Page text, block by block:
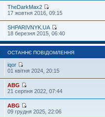
TheDarkMax2
17 жовтня 2016, 09:15
SHPARIVNYK.UA
18 березня 2015, 06:40
ОСТАННЄ ПОВІДОМЛЕННЯ
iqor
01 квітня 2024, 20:15
ABG
21 серпня 2022, 07:44
ABG
09 грудня 2025, 22:06